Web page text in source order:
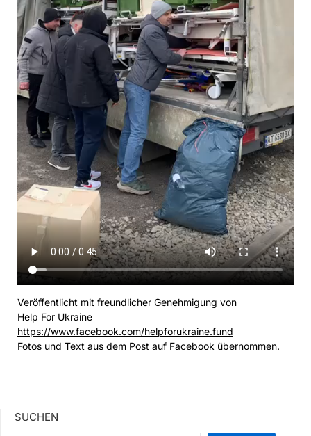
Veröffentlicht mit freundlicher Genehmigung von
Help For Ukraine
https://www.facebook.com/helpforukraine.fund
Fotos und Text aus dem Post auf Facebook übernommen.
SUCHEN